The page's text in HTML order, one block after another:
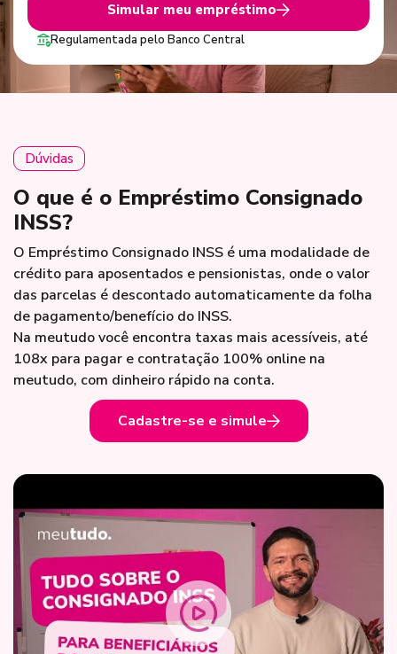
Simular meu empréstimo
Regulamentada pelo Banco Central
Dúvidas
O que é o Empréstimo Consignado
INSS?
O Empréstimo Consignado INSS é uma modalidade de
crédito para aposentados e pensionistas, onde o valor
das parcelas é descontado automaticamente da folha
de pagamento/benefício do INSS.
Na meutudo você encontra taxas mais acessíveis, até
108x para pagar e contratação 100% online na
meutudo, com dinheiro rápido na conta.
Cadastre-se e simule